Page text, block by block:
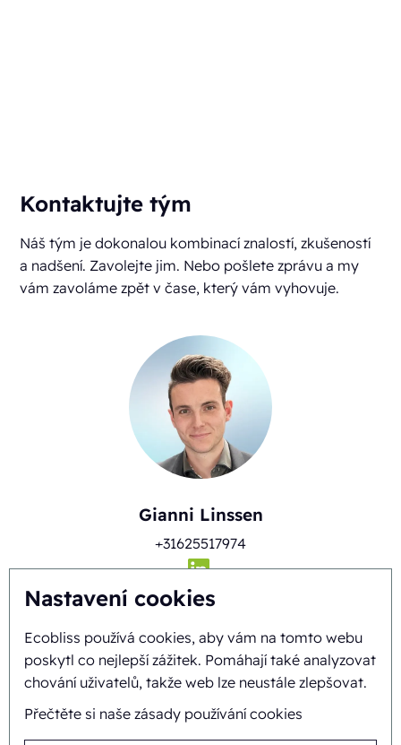
Nastavení cookies
Ecobliss používá cookies, aby vám na tomto webu
poskytl co nejlepší zážitek. Pomáhají také analyzovat
chování uživatelů, takže web lze neustále zlepšovat.
Přečtěte si naše zásady používání cookies
Kontaktujte tým
Náš tým je dokonalou kombinací znalostí, zkušeností
a nadšení. Zavolejte jim. Nebo pošlete zprávu a my
vám zavoláme zpět v čase, který vám vyhovuje.
Gianni Linssen
+31625517974